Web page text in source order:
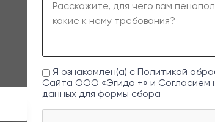
Я ознакомлен(а) с Политикой
Сайта ООО «Эгида +» и Согласием
данных для формы сбора